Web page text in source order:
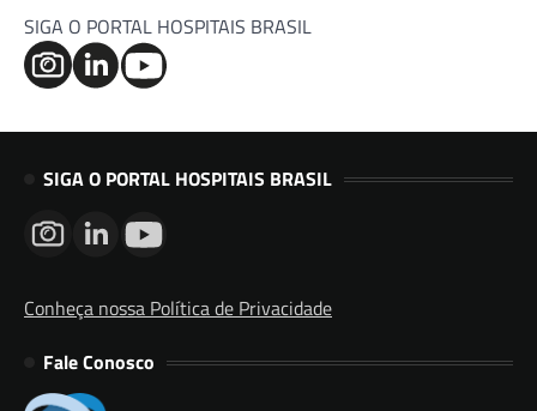
SIGA O PORTAL HOSPITAIS BRASIL
SIGA O PORTAL HOSPITAIS BRASIL
Conheça nossa Política de Privacidade
Fale Conosco